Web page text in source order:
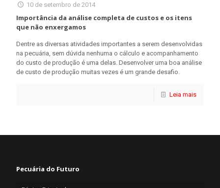
10 de setembro de 2014
Importância da análise completa de custos e os itens
que não enxergamos
Dentre as diversas atividades importantes a serem desenvolvidas
na pecuária, sem dúvida nenhuma o cálculo e acompanhamento
do custo de produção é uma delas. Desenvolver uma boa análise
de custo de produção muitas vezes é um grande desafio.
Leia mais
Pecuária do Futuro